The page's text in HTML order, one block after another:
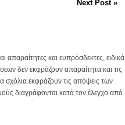
Next Post »
απαραίτητες και ευπρόσδεκτες, ειδικά
δεν εκφράζουν απαραίτητα και τις
σχόλια εκφράζουν τις απόψεις των
διαγράφονται κατά τον έλεγχο από